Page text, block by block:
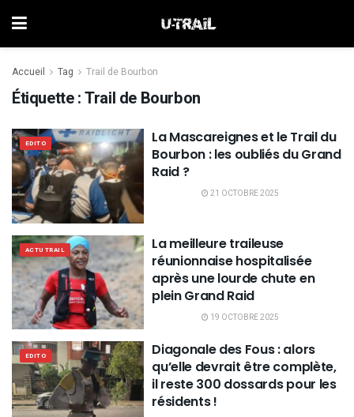
Accueil Tag Trail de Bourbon
Étiquette :Trail de Bourbon
EDITO
La Mascareignes et le Trail du
Bourbon : les oubliés du Grand
Raid ?
21 OCTOBRE 2025
ACTU TRAIL
La meilleure traileuse
réunionnaise hospitalisée
après une lourde chute en
plein Grand Raid
19 OCTOBRE 2025
EDITO
Diagonale des Fous : alors
qu’elle devrait être complète,
il reste 300 dossards pour les
résidents !